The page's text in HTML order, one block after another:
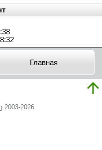
Главная
2003-2026